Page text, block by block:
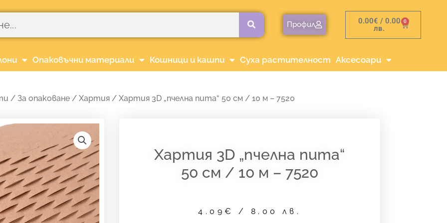
Профил 0.00€ / 0.00
лв.
0
Cart
Опаковъчни материали Кошници и кашпи Суха растителност Аксесоари
/ За опаковане/ Хартия/ Хартия 3D „пчелна пита“ 50 см / 10 м – 7520
Хартия 3D „пчелна пита“
50 см / 10 м – 7520
4.09€ / 8.00 лв.